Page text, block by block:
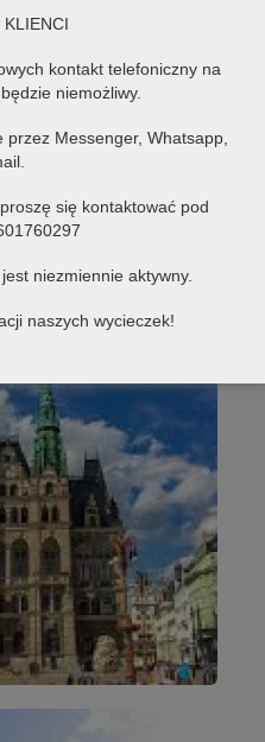
KLIENCI
kontakt telefoniczny na
niemożliwy.
Messenger, Whatsapp,
się kontaktować pod
niezmiennie aktywny.
naszych wycieczek!